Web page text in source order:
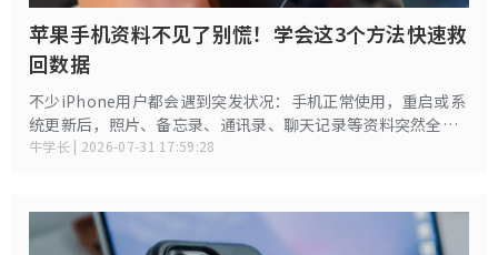
苹果手机资料不见了别慌！学会这3个方法快速救
回数据
不少iPhone用户都会遇到突发状况：手机正常使用，重启或系
统更新后，照片、备忘录、通讯录、聊天记录等资料突然全部
消失，或是部分内容莫名不见。遇到这种情况不用慌张，也不
致。
牛学长 | 2026-07-31 17:59:28